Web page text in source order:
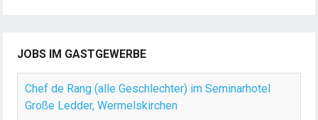
JOBS IM GASTGEWERBE
Chef de Rang (alle Geschlechter) im Seminarhotel
Große Ledder, Wermelskirchen